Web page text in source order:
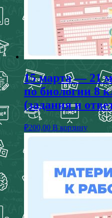
15 марта — 21
по биологии 8
(задания и
₽200,00 В корзину